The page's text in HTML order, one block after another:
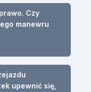
Czy
manewru
upewnić się,